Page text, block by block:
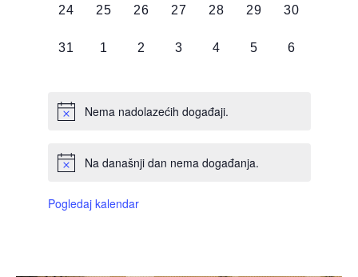
0
24
0
25
0
26
0
27
0
28
0
29
0
30
0
31
0
1
0
2
0
3
0
4
0
5
0
6
Nema nadolazećih događaji.
Na današnji dan nema događanja.
Pogledaj kalendar